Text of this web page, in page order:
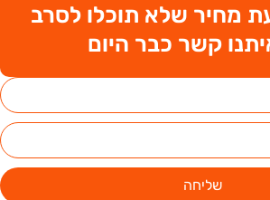
מחיר שלא תוכלו לסרב
קשר כבר היום
שליחה